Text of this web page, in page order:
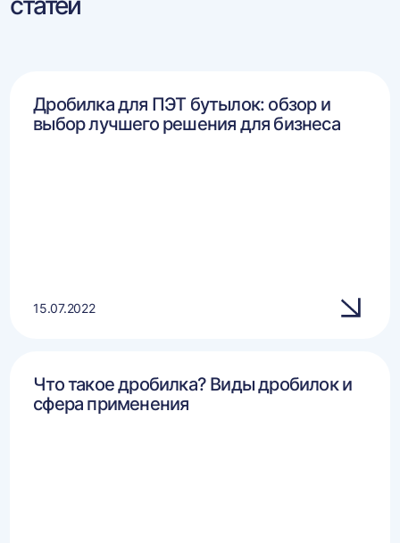
Дробилка для ПЭТ бутылок: обзор и
выбор лучшего решения для бизнеса
15.07.2022
Что такое дробилка? Виды дробилок и
сфера применения